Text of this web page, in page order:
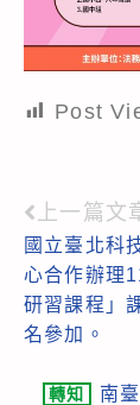
Post
Read
more
articles
上一篇文
國立臺北科
心合作辦理
研習課程」
名參加。
轉知
南